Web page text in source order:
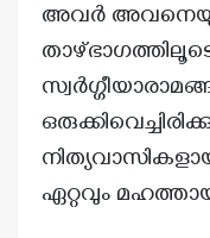
അവർ അവനെയും
ഏറ്റവും